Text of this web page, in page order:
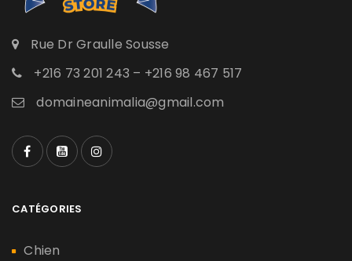
Rue Dr Graulle Sousse
+216 73 201 243 – +216 98 467 517
domaineanimalia@gmail.com
CATÉGORIES
Chien